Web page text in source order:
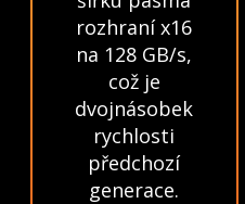
rozhraní x16
na 128 GB/s,
což je
dvojnásobek
rychlosti
předchozí
generace.